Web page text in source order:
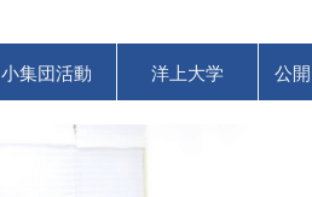
小集団活動 洋上大学 公